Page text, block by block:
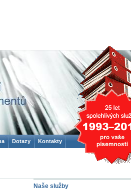
Naše služby
Dotazy Kontakty